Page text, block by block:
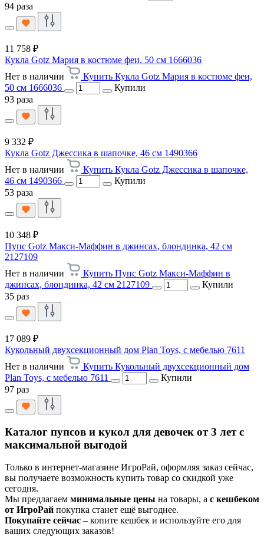
94 раза
11 758 ₽
Кукла Gotz Мария в костюме феи, 50 см 1666036
Нет в наличии
Купить Кукла Gotz Мария в костюме феи,
50 см 1666036
Купили
93 раза
9 332 ₽
Кукла Gotz Джессика в шапочке, 46 см 1490366
Нет в наличии
Купить Кукла Gotz Джессика в шапочке,
46 см 1490366
Купили
53 раза
10 348 ₽
Пупс Gotz Макси-Маффин в джинсах, блондинка, 42 см
2127109
Нет в наличии
Купить Пупс Gotz Макси-Маффин в
джинсах, блондинка, 42 см 2127109
Купили
35 раз
17 089 ₽
Кукольный двухсекционный дом Plan Toys, с мебелью 7611
Нет в наличии
Купить Кукольный двухсекционный дом
Plan Toys, с мебелью 7611
Купили
97 раз
Каталог пупсов и кукол для девочек от 3 лет с
максимальной выгодой
Только в интернет-магазине ИгроРай, оформляя заказ сейчас,
вы получаете возможность купить товар со скидкой уже
сегодня.
Мы предлагаем минимальные цены на товары, а с кешбеком
от ИгроРай покупка станет ещё выгоднее.
Покупайте сейчас – копите кешбек и используйте его для
ваших следующих заказов!